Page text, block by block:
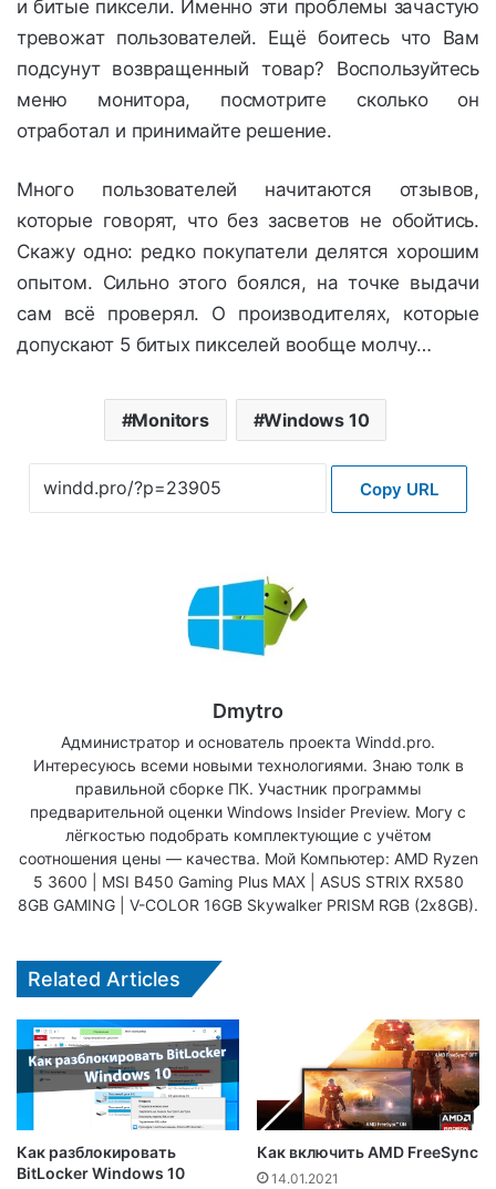
и битые пиксели. Именно эти проблемы зачастую
тревожат пользователей. Ещё боитесь что Вам
подсунут возвращенный товар? Воспользуйтесь
меню монитора, посмотрите сколько он
отработал и принимайте решение.
Много пользователей начитаются отзывов,
которые говорят, что без засветов не обойтись.
Скажу одно: редко покупатели делятся хорошим
опытом. Сильно этого боялся, на точке выдачи
сам всё проверял. О производителях, которые
допускают 5 битых пикселей вообще молчу…
Monitors Windows 10
Copy URL
Dmytro
Администратор и основатель проекта Windd.pro.
Интересуюсь всеми новыми технологиями. Знаю толк в
правильной сборке ПК. Участник программы
предварительной оценки Windows Insider Preview. Могу с
лёгкостью подобрать комплектующие с учётом
соотношения цены — качества. Мой Компьютер: AMD Ryzen
5 3600 | MSI B450 Gaming Plus MAX | ASUS STRIX RX580
8GB GAMING | V-COLOR 16GB Skywalker PRISM RGB (2х8GB).
Related Articles
Как разблокировать
BitLocker Windows 10
Как включить AMD FreeSync
14.01.2021